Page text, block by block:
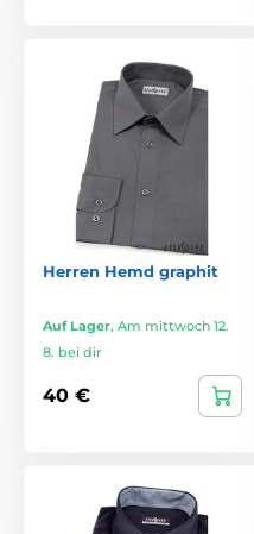
Herren Hemd graphit
Auf Lager, Am mittwoch 12.
8. bei dir
40 €